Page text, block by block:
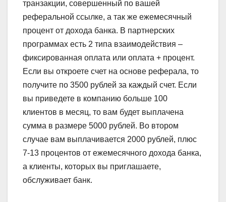
транзакции, совершенный по вашей
реферальной ссылке, а так же ежемесячный
процент от дохода банка. В партнерских
программах есть 2 типа взаимодействия –
фиксированная оплата или оплата + процент.
Если вы откроете счет на основе реферала, то
получите по 3500 рублей за каждый счет. Если
вы приведете в компанию больше 100
клиентов в месяц, то вам будет выплачена
сумма в размере 5000 рублей. Во втором
случае вам выплачивается 2000 рублей, плюс
7-13 процентов от ежемесячного дохода банка,
а клиенты, которых вы приглашаете,
обслуживает банк.